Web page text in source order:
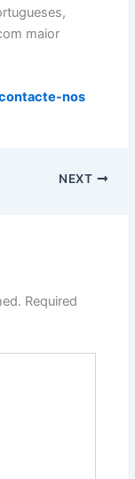
maior
nos
NEXT
Required